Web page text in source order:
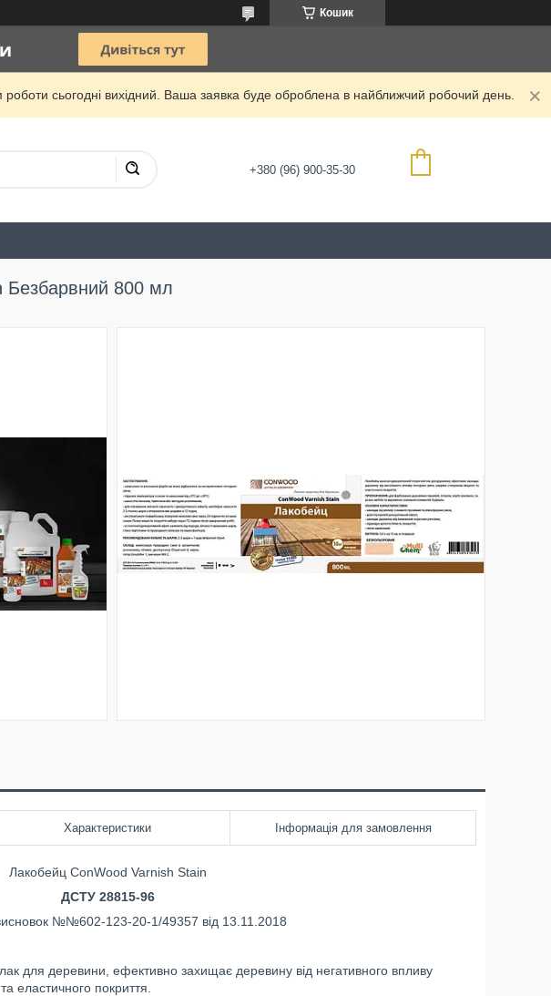
Кошик
сьогодні вихідний. Ваша заявка буде оброблена в найближчий робочий день.
+380 (96) 900-35-30
Безбарвний 800 мл
Характеристики Інформація для замовлення
Лакобейц ConWood Varnish Stain
ДСТУ 28815-96
висновок №№602-123-20-1/49357 від 13.11.2018
для деревини, ефективно захищає деревину від негативного впливу
еластичного покриття.